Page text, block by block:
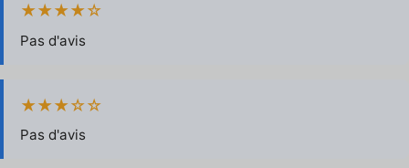
★★★★☆
Pas d'avis
★★★☆☆
Pas d'avis